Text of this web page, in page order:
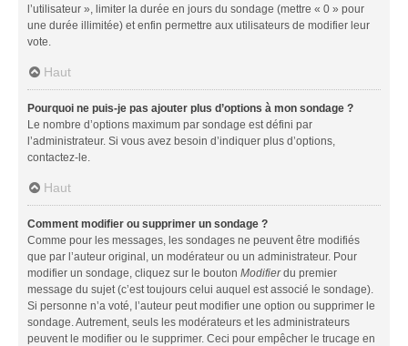
l’utilisateur », limiter la durée en jours du sondage (mettre « 0 » pour
une durée illimitée) et enfin permettre aux utilisateurs de modifier leur
vote.
Haut
Pourquoi ne puis-je pas ajouter plus d’options à mon sondage ?
Le nombre d’options maximum par sondage est défini par
l’administrateur. Si vous avez besoin d’indiquer plus d’options,
contactez-le.
Haut
Comment modifier ou supprimer un sondage ?
Comme pour les messages, les sondages ne peuvent être modifiés
que par l’auteur original, un modérateur ou un administrateur. Pour
modifier un sondage, cliquez sur le bouton Modifierdu premier
message du sujet (c’est toujours celui auquel est associé le sondage).
Si personne n’a voté, l’auteur peut modifier une option ou supprimer le
sondage. Autrement, seuls les modérateurs et les administrateurs
peuvent le modifier ou le supprimer. Ceci pour empêcher le trucage en